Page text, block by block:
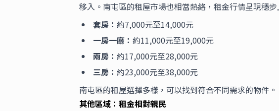
移入。南屯區的租屋市場也相當熱絡， 租金行情呈現穩步
套房： 約7,000元至14,000元
一房一廳： 約11,000元至19,000元
兩房： 約17,000元至28,000元
三房： 約23,000元至38,000元
南屯區的租屋選擇多樣，可以找到符合不同需求的物件。
其他區域：租金相對親民